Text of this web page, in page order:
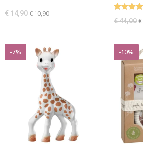
€14,90 € 10,90
€44,00 €
-7% -10%